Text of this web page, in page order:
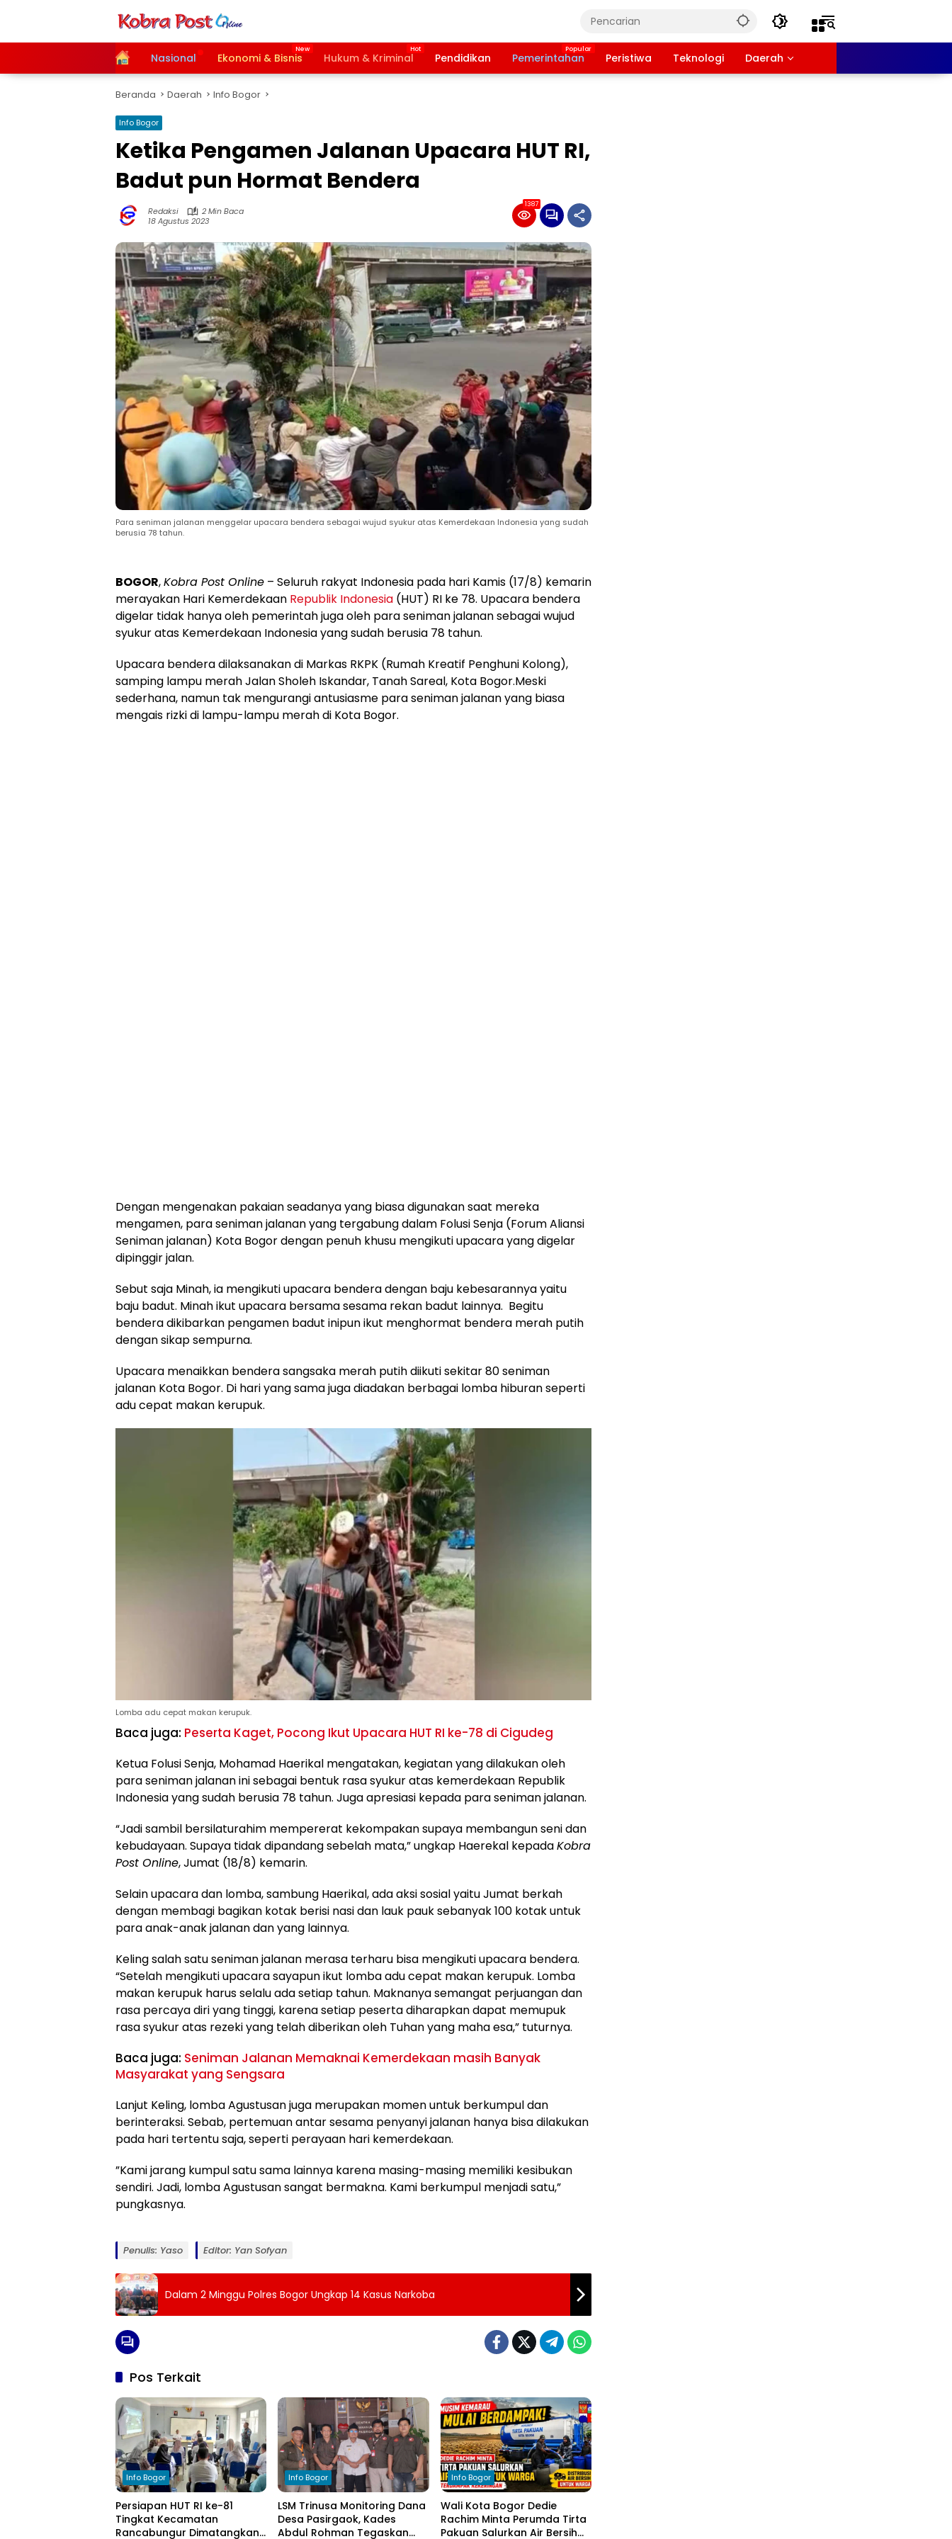
HomeNasional Ekonomi & Bisnis Hukum & Kriminal Pendidikan Pemerintahan Peristiwa Teknologi Daerah
Beranda Daerah Info Bogor
Info Bogor
Ketika Pengamen Jalanan Upacara HUT RI,
Badut pun Hormat Bendera
Redaksi
2 Min Baca
18 Agustus 2023
1387
Para seniman jalanan menggelar upacara bendera sebagai wujud syukur atas Kemerdekaan Indonesia yang sudah
berusia 78 tahun.
BOGOR,Kobra Post Online – Seluruh rakyat Indonesia pada hari Kamis (17/8) kemarin
merayakan Hari Kemerdekaan Republik Indonesia (HUT) RI ke 78. Upacara bendera
digelar tidak hanya oleh pemerintah juga oleh para seniman jalanan sebagai wujud
syukur atas Kemerdekaan Indonesia yang sudah berusia 78 tahun.
Upacara bendera dilaksanakan di Markas RKPK (Rumah Kreatif Penghuni Kolong),
samping lampu merah Jalan Sholeh Iskandar, Tanah Sareal, Kota Bogor.Meski
sederhana, namun tak mengurangi antusiasme para seniman jalanan yang biasa
mengais rizki di lampu-lampu merah di Kota Bogor.
Dengan mengenakan pakaian seadanya yang biasa digunakan saat mereka
mengamen, para seniman jalanan yang tergabung dalam Folusi Senja (Forum Aliansi
Seniman jalanan) Kota Bogor dengan penuh khusu mengikuti upacara yang digelar
dipinggir jalan.
Sebut saja Minah, ia mengikuti upacara bendera dengan baju kebesarannya yaitu
baju badut. Minah ikut upacara bersama sesama rekan badut lainnya. Begitu
bendera dikibarkan pengamen badut inipun ikut menghormat bendera merah putih
dengan sikap sempurna.
Upacara menaikkan bendera sangsaka merah putih diikuti sekitar 80 seniman
jalanan Kota Bogor. Di hari yang sama juga diadakan berbagai lomba hiburan seperti
adu cepat makan kerupuk.
Lomba adu cepat makan kerupuk.
Baca juga: Peserta Kaget, Pocong Ikut Upacara HUT RI ke-78 di Cigudeg
Ketua Folusi Senja, Mohamad Haerikal mengatakan, kegiatan yang dilakukan oleh
para seniman jalanan ini sebagai bentuk rasa syukur atas kemerdekaan Republik
Indonesia yang sudah berusia 78 tahun. Juga apresiasi kepada para seniman jalanan.
“Jadi sambil bersilaturahim mempererat kekompakan supaya membangun seni dan
kebudayaan. Supaya tidak dipandang sebelah mata,” ungkap Haerekal kepadaKobra
Post Online, Jumat (18/8) kemarin.
Selain upacara dan lomba, sambung Haerikal, ada aksi sosial yaitu Jumat berkah
dengan membagi bagikan kotak berisi nasi dan lauk pauk sebanyak 100 kotak untuk
para anak-anak jalanan dan yang lainnya.
Keling salah satu seniman jalanan merasa terharu bisa mengikuti upacara bendera.
“Setelah mengikuti upacara sayapun ikut lomba adu cepat makan kerupuk. Lomba
makan kerupuk harus selalu ada setiap tahun. Maknanya semangat perjuangan dan
rasa percaya diri yang tinggi, karena setiap peserta diharapkan dapat memupuk
rasa syukur atas rezeki yang telah diberikan oleh Tuhan yang maha esa,” tuturnya.
Baca juga: Seniman Jalanan Memaknai Kemerdekaan masih Banyak
Masyarakat yang Sengsara
Lanjut Keling, lomba Agustusan juga merupakan momen untuk berkumpul dan
berinteraksi. Sebab, pertemuan antar sesama penyanyi jalanan hanya bisa dilakukan
pada hari tertentu saja, seperti perayaan hari kemerdekaan.
”Kami jarang kumpul satu sama lainnya karena masing-masing memiliki kesibukan
sendiri. Jadi, lomba Agustusan sangat bermakna. Kami berkumpul menjadi satu,”
pungkasnya.
Penulis: Yaso Editor: Yan Sofyan
Dalam 2 Minggu Polres Bogor Ungkap 14 Kasus Narkoba
Pos Terkait
Info Bogor
Persiapan HUT RI ke-81
Tingkat Kecamatan
Rancabungur Dimatangkan
Info Bogor
LSM Trinusa Monitoring Dana
Desa Pasirgaok, Kades
Abdul Rohman Tegaskan
Info Bogor
Wali Kota Bogor Dedie
Rachim Minta Perumda Tirta
Pakuan Salurkan Air Bersih